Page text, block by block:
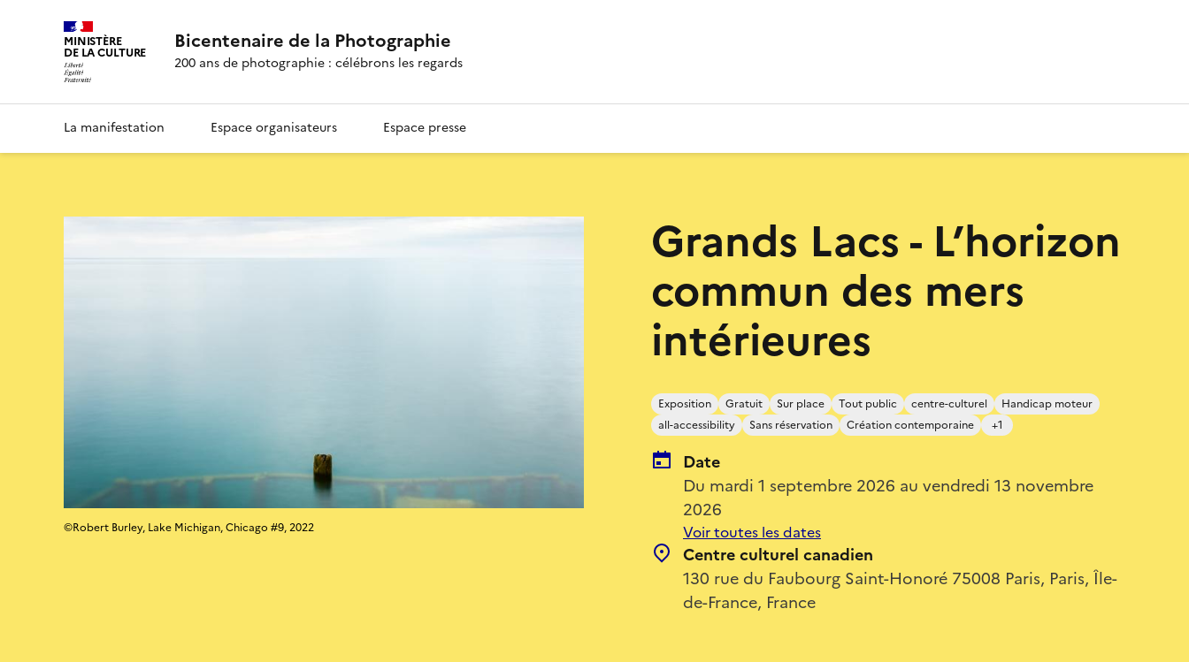
MINISTÈRE
DE LA CULTURE Bicentenaire de la Photographie
200 ans de photographie : célébrons les regards
La manifestation Espace organisateurs Espace presse
Grands Lacs - L’horizon
commun des mers
intérieures
Exposition Gratuit Sur place Tout public centre-culturel
Handicap moteur
all-accessibility
Sans réservation Création contemporaine +1
Date
Du mardi 1 septembre 2026 au vendredi 13 novembre
2026
Voir toutes les dates
Centre culturel canadien
130 rue du Faubourg Saint-Honoré 75008 Paris, Paris, Île-
de-France, France
©Robert Burley, Lake Michigan, Chicago #9, 2022